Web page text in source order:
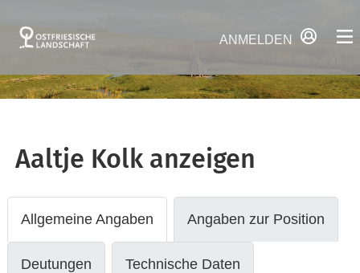
ANMELDEN
Aaltje Kolkanzeigen
Allgemeine Angaben Angaben zur Position
Deutungen Technische Daten